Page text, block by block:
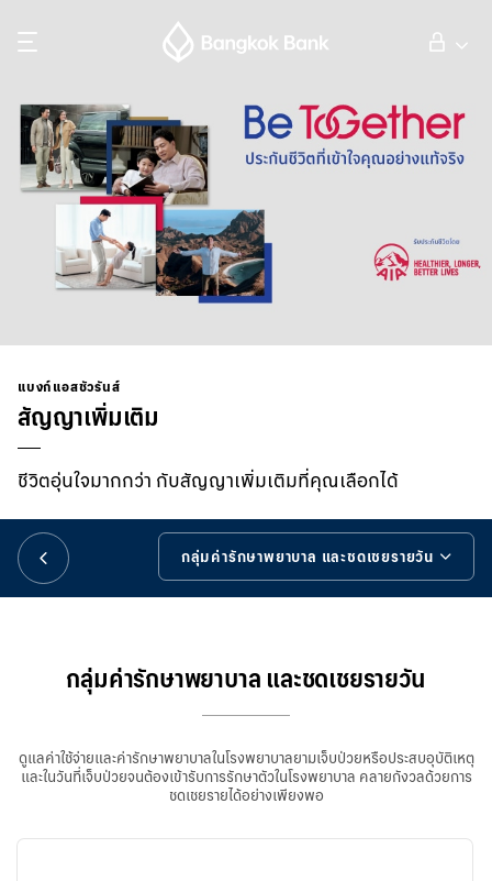
ลูกค้าบุคคล
ลูกค้าธุรกิจ
กิจการธนาคารต่างประเทศ
นักลงทุนสัมพันธ์
เกี่ยวกับธนาคารกรุงเทพ
華人事務
日本語
แบงก์แอสชัวรันส์
สัญญาเพิ่มเติม
ชีวิตอุ่นใจมากกว่า กับสัญญาเพิ่มเติมที่คุณเลือกได้
กลุ่มค่ารักษาพยาบาล และชดเชยรายวัน
กลุ่มอุบัติเหตุ
กลุ่มยกเว้นเบี้ยประกันภัย
รายละเอียดสัญญาเพิ่มเติม
กลุ่มค่ารักษาพยาบาล และชดเชยรายวัน
ดูแลค่าใช้จ่ายและค่ารักษาพยาบาลในโรงพยาบาลยามเจ็บป่วยหรือประสบอุบัติเหตุ
และในวันที่เจ็บป่วยจนต้องเข้ารับการรักษาตัวในโรงพยาบาล คลายกังวลด้วยการ
ชดเชยรายได้อย่างเพียงพอ